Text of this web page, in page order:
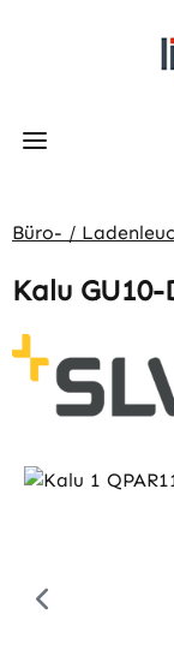
Zum Hauptinhalt
Büro- /
Kalu
Bildergalerie